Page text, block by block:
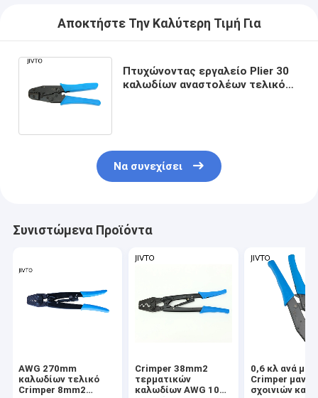
Αποκτήστε Την Καλύτερη Τιμή Για
Πτυχώνοντας εργαλείο Plier 30
καλωδίων αναστολέων τελικό
Να συνεχίσει
Συνιστώμενα Προϊόντα
AWG 270mm
καλωδίων τελικό
Crimper 8mm2
Crimper 38mm2
τερματικών
καλωδίων AWG 10
0,6 κλ ανά
Crimper
σχοινιών